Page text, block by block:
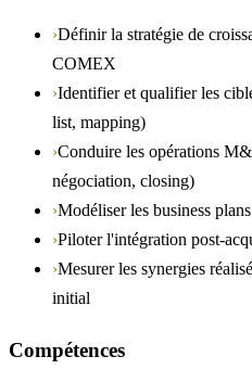
›Définir la stratégie de
COMEX
›Identifier et qualifier les
list, mapping)
›Conduire les opérations
négociation, closing)
›Modéliser les business
›Piloter l'intégration post-
›Mesurer les synergies
initial
Compétences